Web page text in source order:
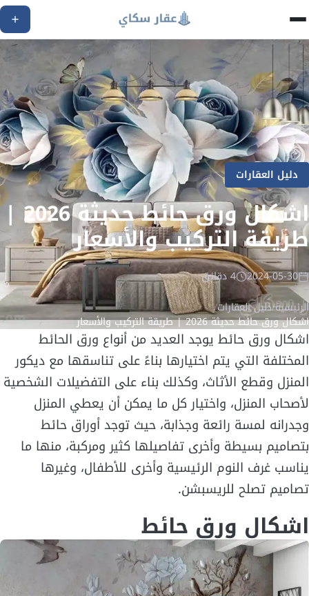
دليل العقارات
اشكال ورق حائط حديثة 2026 |
طريقة التركيب والأسعار
2024-05-30 4 دقائق
الرئيسية/دليل العقارات/
اشكال ورق حائط حديثة 2026 | طريقة التركيب والأسعار
اشكال ورق حائط يوجد العديد من أنواع ورق الحائط
المختلفة التي يتم اختيارها بناءً على تناسقها مع ديكور
المنزل وقطع الأثاث، وكذلك بناء على التفضيلات الشخصية
لأصحاب المنزل، واختيار كل ما يمكن أن يعطي المنزل
وجدرانه لمسة رائعة وجذابة، حيث توجد أوراق حائط
بتصاميم بسيطة وأخرى تفاصيلها كثير ومركبة، منها ما
يناسب غرف النوم الرئيسية وأخرى للأطفال، وغيرها
تصاميم تصلح للريسبشن.
اشكال ورق حائط